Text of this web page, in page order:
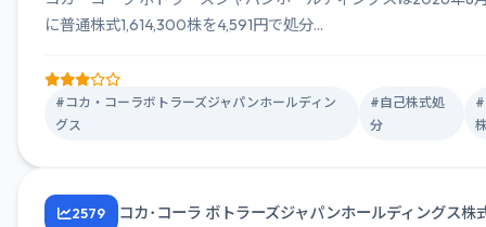
に普通株式1,614,300株を4,591円で処分...
#コカ・コーラボトラーズジャパンホールディン
グス
#自己株式処
分
2579 コカ･コーラ ボトラーズジャパンホールディングス株